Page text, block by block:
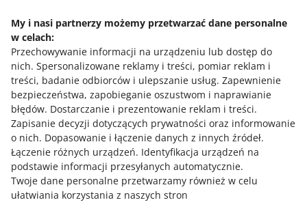
My i nasi partnerzy możemy przetwarzać dane personalne
w celach:
Przechowywanie informacji na urządzeniu lub dostęp do
nich. Spersonalizowane reklamy i treści, pomiar reklam i
treści, badanie odbiorców i ulepszanie usług. Zapewnienie
bezpieczeństwa, zapobieganie oszustwom i naprawianie
błędów. Dostarczanie i prezentowanie reklam i treści.
Zapisanie decyzji dotyczących prywatności oraz informowanie
o nich. Dopasowanie i łączenie danych z innych źródeł.
Łączenie różnych urządzeń. Identyfikacja urządzeń na
podstawie informacji przesyłanych automatycznie.
Twoje dane personalne przetwarzamy również w celu
ułatwiania korzystania z naszych stron
Potrzebujesz pomocy?
Skontaktuj się z nami
Zapytaj społeczność
Zajrzyj na Allegro Gadane